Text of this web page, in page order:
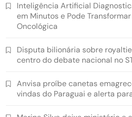
Inteligência Artificial
em Minutos e Pode
Oncológica
Disputa bilionária sobre
centro do debate nacional no
Anvisa proíbe canetas
vindas do Paraguai e alerta